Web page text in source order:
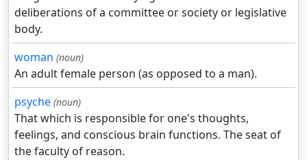
deliberations of a committee or society or legislative
body.
woman (noun)
An adult female person (as opposed to a man).
psyche (noun)
That which is responsible for one's thoughts,
feelings, and conscious brain functions. The seat of
the faculty of reason.